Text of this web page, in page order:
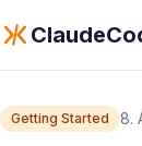
Getting Started 8.